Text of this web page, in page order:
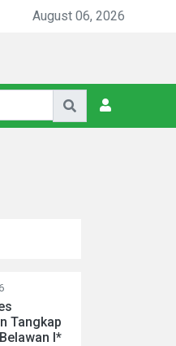
Hilir, 47 Camp Hingga
August 06, 2026
Tangkap
I*